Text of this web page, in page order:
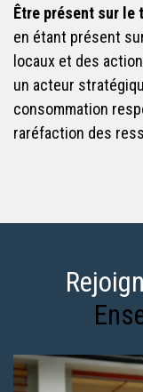
Être présent sur le
en étant présent
locaux et des
un acteur
consommation
raréfaction des